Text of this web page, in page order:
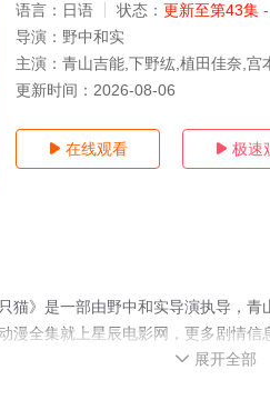
语言： 日语 状态： 更新至第43集
导演： 野中和实
主演： 青山吉能,下野纮,植田佳奈,宫
更新时间： 2026-08-06
 在线观看  极速
猫》是一部由野中和实导演执导，
漫全集就上星辰电影网，更多剧情信
 展开全部